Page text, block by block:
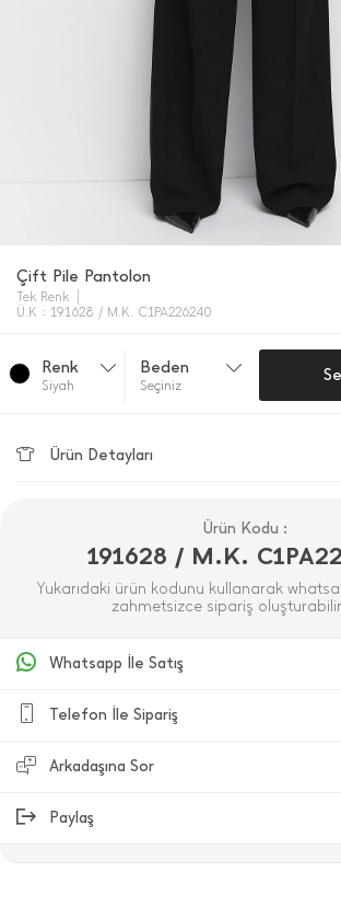
Çift Pile Pantolon
Tek Renk
Ü.K : 191628 / M.K. C1PA226240
Renk
Si̇yah
Beden
Seçiniz
Ürün Detayları
Ürün Kodu :
191628 / M.K.
Yukarıdaki ürün kodunu kullanarak
zahmetsizce sipariş
Whatsapp İle Satış
Telefon İle Sipariş
Arkadaşına Sor
Paylaş